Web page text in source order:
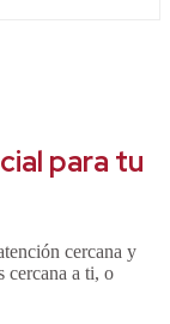
para tu
cercana y
cercana a ti, o